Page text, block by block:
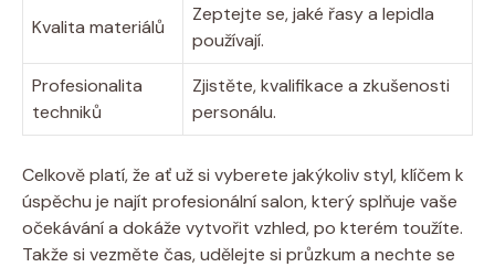
Kvalita materiálů
Zeptejte se, jaké řasy a lepidla
používají.
Profesionalita
techniků
Zjistěte, kvalifikace a zkušenosti
personálu.
Celkově platí, že ať už si vyberete jakýkoliv styl, klíčem k
úspěchu je najít profesionální salon, který splňuje vaše
očekávání a dokáže vytvořit vzhled, po kterém toužíte.
Takže si vezměte čas, udělejte si průzkum a nechte se